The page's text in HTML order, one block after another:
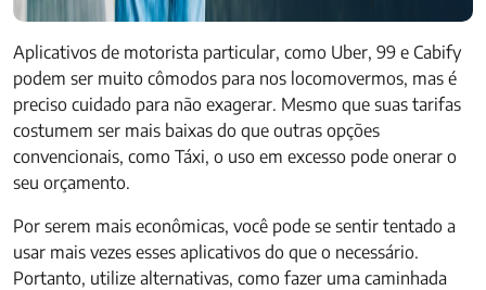
Aplicativos de motorista particular, como Uber, 99 e Cabify
podem ser muito cômodos para nos locomovermos, mas é
preciso cuidado para não exagerar. Mesmo que suas tarifas
costumem ser mais baixas do que outras opções
convencionais, como Táxi, o uso em excesso pode onerar o
seu orçamento.
Por serem mais econômicas, você pode se sentir tentado a
usar mais vezes esses aplicativos do que o necessário.
Portanto, utilize alternativas, como fazer uma caminhada